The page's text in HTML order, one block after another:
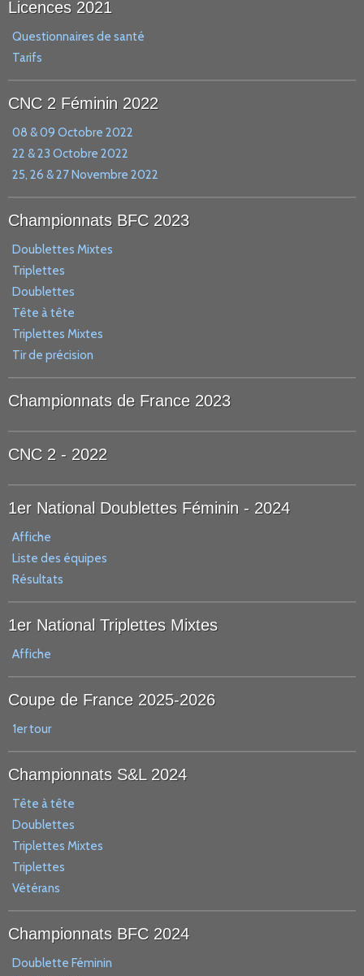
Licences 2021
Questionnaires de santé
Tarifs
CNC 2 Féminin 2022
08 & 09 Octobre 2022
22 & 23 Octobre 2022
25, 26 & 27 Novembre 2022
Championnats BFC 2023
Doublettes Mixtes
Triplettes
Doublettes
Tête à tête
Triplettes Mixtes
Tir de précision
Championnats de France 2023
CNC 2 - 2022
1er National Doublettes Féminin - 2024
Affiche
Liste des équipes
Résultats
1er National Triplettes Mixtes
Affiche
Coupe de France 2025-2026
1er tour
Championnats S&L 2024
Tête à tête
Doublettes
Triplettes Mixtes
Triplettes
Vétérans
Championnats BFC 2024
Doublette Féminin